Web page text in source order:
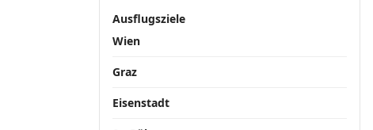
Ausflugsziele
Wien
Graz
Eisenstadt